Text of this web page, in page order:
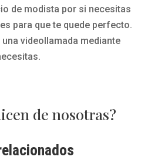
de modista por si necesitas
para que te quede perfecto.
videollamada mediante
de nosotras?